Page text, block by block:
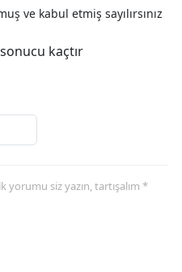
Düzce
ve kabul etmiş sayılırsınız
kaçtır
siz yazın, tartışalım *